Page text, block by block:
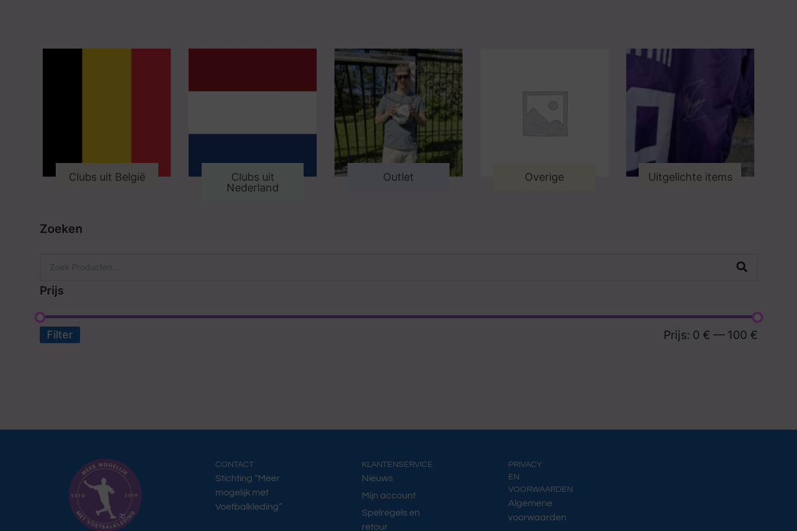
Clubs uit België
Clubs uit
Nederland
Outlet Overige Uitgelichte items
Zoeken
Prijs
Filter Prijs: 0 € — 100 €
CONTACT
Stichting “Meer
mogelijk met
Voetbalkleding”
KLANTENSERVICE
Nieuws
Mijn account
Spelregels en
retour
PRIVACY
EN
VOORWAARDEN
Algemene
voorwaarden